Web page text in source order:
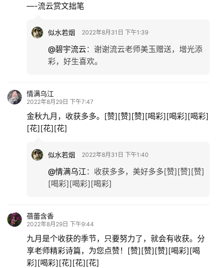
—-流云赏文拙笔
似水若烟 2022年8月31日 下午1:39
@碧宇流云： 谢谢流云老师美玉赠送，增光添
彩，好生喜欢。
情满乌江
2022年8月29日 下午7:47
金秋九月，收获多多。[赞][赞][赞][喝彩][喝彩][喝彩]
[花][花][花]
似水若烟 2022年8月31日 下午1:40
@情满乌江 ： 收获多多，美好多多[赞][赞][赞]
[喝彩][喝彩][喝彩]
蓓蕾含香
2022年8月29日 下午9:44
九月是个收获的季节，只要努力了，就会有收获。分
享老师精彩诗篇，为您点赞！[赞][赞][赞][喝彩][喝
彩][喝彩][花][花][花]